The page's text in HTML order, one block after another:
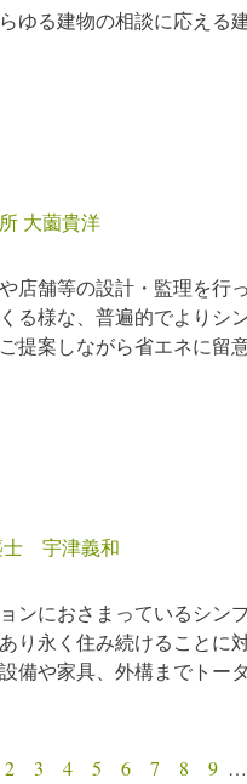
ゆる建物の相談に応える
大薗貴洋
店舗等の設計・監理を行っ
る様な、普遍的でよりシ
提案しながら省エネに留
士 宇津義和
ンにおさまっているシン
り永く住み続けることに
備や家具、外構までトー
2 3 4 5 6 7 8 9 …